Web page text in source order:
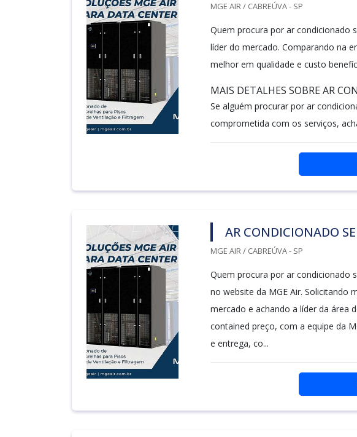
MGE AIR / CABREÚVA - SP
Quem procura por ar condicionado
líder do mercado. Comparando na
melhor em qualidade e custo
MAIS DETALHES SOBRE AR
Se alguém procurar por ar
comprometida com os serviços,
AR CONDICIONADO
MGE AIR / CABREÚVA - SP
Quem procura por ar condicionado
no website da MGE Air. Solicitando
mercado e achando a líder da área
contained preço, com a equipe da
e entrega, co...